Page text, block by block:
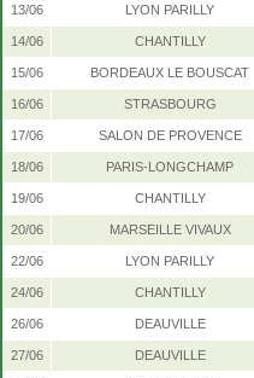
13/06 LYON PARILLY
14/06 CHANTILLY
15/06 BORDEAUX LE BOUSCAT
16/06 STRASBOURG
17/06 SALON DE PROVENCE
18/06 PARIS-LONGCHAMP
19/06 CHANTILLY
20/06 MARSEILLE VIVAUX
22/06 LYON PARILLY
24/06 CHANTILLY
26/06 DEAUVILLE
27/06 DEAUVILLE